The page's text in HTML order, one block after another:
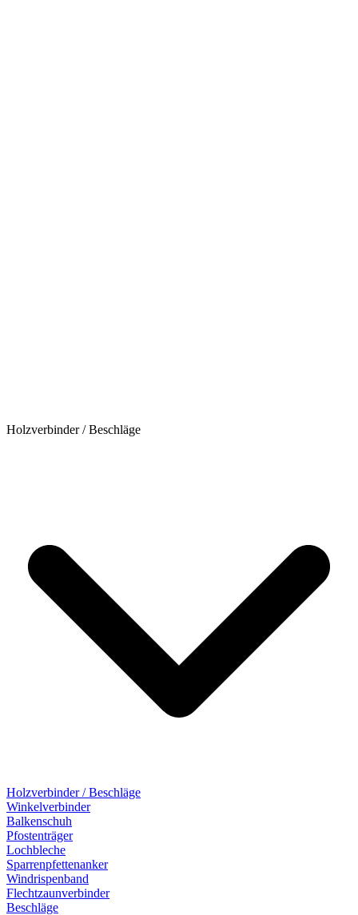
Holzverbinder / Beschläge
Holzverbinder / Beschläge
Winkelverbinder
Balkenschuh
Pfostenträger
Lochbleche
Sparrenpfettenanker
Windrispenband
Flechtzaunverbinder
Beschläge